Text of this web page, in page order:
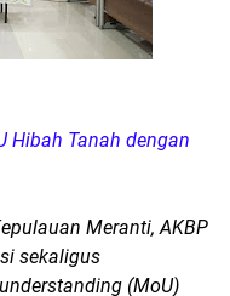
Hibah Tanah dengan
Meranti, AKBP
sekaligus
(MoU)